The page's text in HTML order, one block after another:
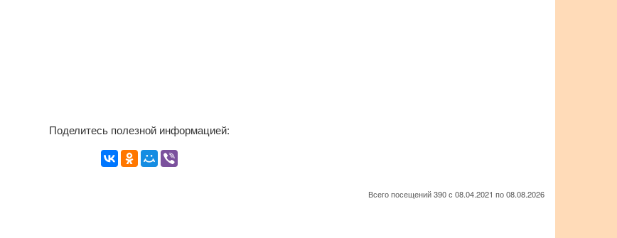
Поделитесь полезной информацией:
Всего посещений 390 с 08.04.2021 по 08.08.2026